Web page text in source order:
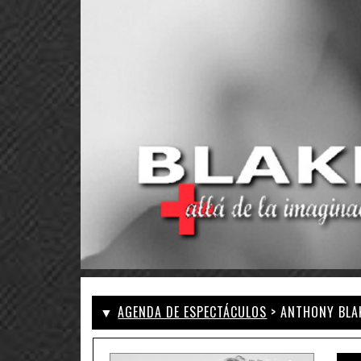
▼AGENDA DE ESPECTÁCULOS > ANTHONY